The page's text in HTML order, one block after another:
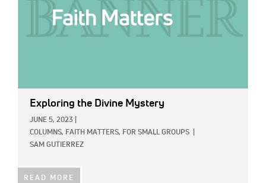
Exploring the Divine Mystery
JUNE 5, 2023
COLUMNS, FAITH MATTERS, FOR SMALL GROUPS
SAM GUTIERREZ
READ MORE